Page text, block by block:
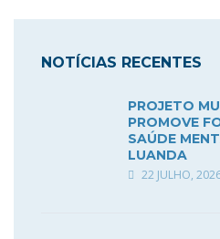
NOTÍCIAS RECENTES
PROJETO
PROMOVE
SAÚDE
LUANDA
22 JULHO,